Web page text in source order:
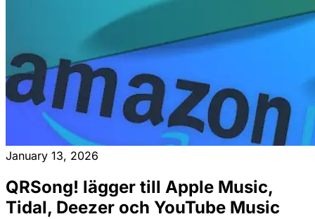
January 13, 2026
QRSong! lägger till Apple Music,
Tidal, Deezer och YouTube Music